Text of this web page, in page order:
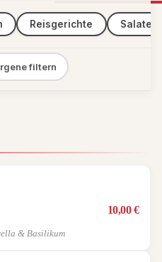
Reisgerichte Salate
filtern
10,00€
& Basilikum